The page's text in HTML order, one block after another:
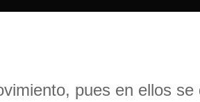
pues en ellos se